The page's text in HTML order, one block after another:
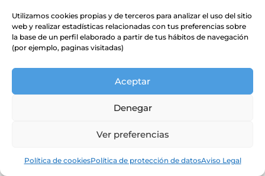
Utilizamos cookies propias y de terceros para analizar el uso del sitio
web y realizar estadísticas relacionadas con tus preferencias sobre
la base de un perfil elaborado a partir de tus hábitos de navegación
(por ejemplo, paginas visitadas)
Aceptar
Denegar
Ver preferencias
Política de cookiesPolítica de protección de datosAviso Legal